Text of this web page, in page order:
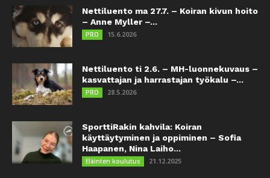
Nettiluento ma 27.7. – Koiran kivun hoito
– Anne Myller –...
PRO 15.6.2026
Nettiluento ti 2.6. – MH-luonnekuvaus –
kasvattajan ja harrastajan työkalu –...
PRO 28.5.2026
SporttiRakin kahvila: Koiran
käyttäytyminen ja oppiminen – Sofia
Haapanen, Nina Laiho...
Eläinten koulutus 21.12.2025